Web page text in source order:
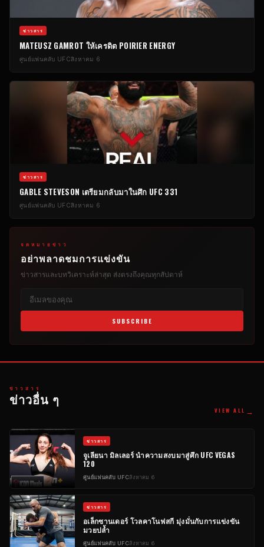
ข่าวสาร
MATEUSZ GAMROT ให้เครดิต POIRIER ENERGY
ศูนย์แฟนคลับ UFCสิงหาคม 6
ข่าวสาร
GABLE STEVESON เตรียมกลับมาในศึก UFC 331
ศูนย์แฟนคลับ UFCสิงหาคม 6
จดหมายข่าว
อย่าพลาดชมการแข่งขัน
ข่าวสารและบทวิเคราะห์ล่าสุด ส่งตรงถึงคุณทุกสัปดาห์
SUBSCRIBE
ข่าวสาร
ข่าวอื่น ๆ
VIEW ALL →
ข่าวสาร
จูเลียนา มิลเลอร์ นำความสงบมาสู่ศึก UFC VEGAS
120
ศูนย์แฟนคลับ UFCสิงหาคม 6
ข่าวสาร
อเล็กซานเดอร์ โวลคาโนฟสกี มุ่งมั่นกับการแข่งขัน
มวยปล้ำ
ศูนย์แฟนคลับ UFCสิงหาคม 6